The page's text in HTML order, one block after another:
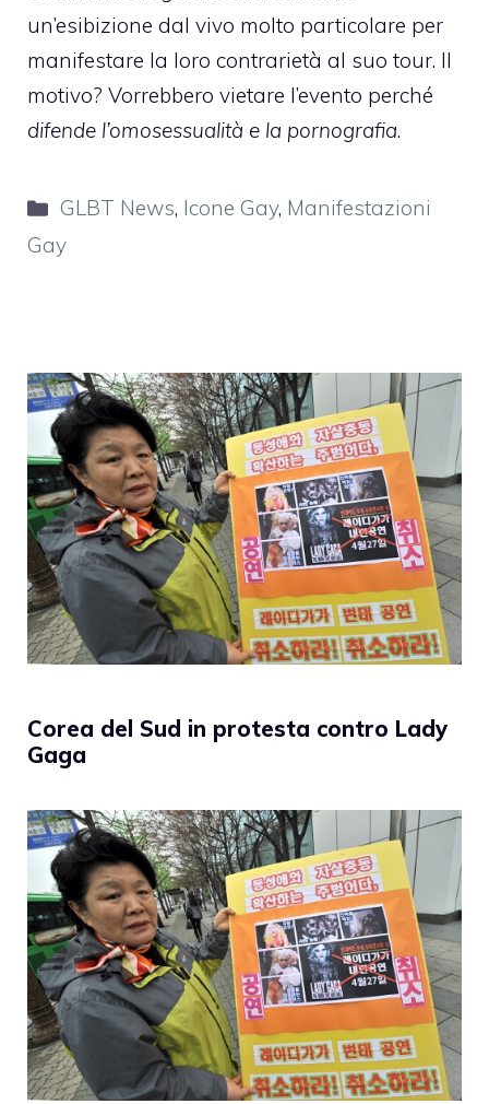
un’esibizione dal vivo molto particolare per
manifestare la loro contrarietà al suo tour. Il
motivo? Vorrebbero vietare l’evento perché
difende l’omosessualità e la pornografia.
Categorie
GLBT News, Icone Gay, Manifestazioni
Gay
Corea del Sud in protesta contro Lady
Gaga